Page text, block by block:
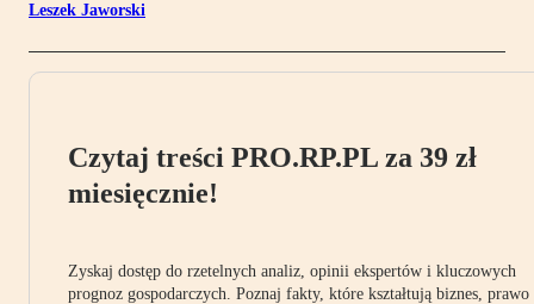
Leszek Jaworski
Czytaj treści PRO.RP.PL za 39 zł
miesięcznie!
Zyskaj dostęp do rzetelnych analiz, opinii ekspertów i kluczowych
prognoz gospodarczych. Poznaj fakty, które kształtują biznes, prawo